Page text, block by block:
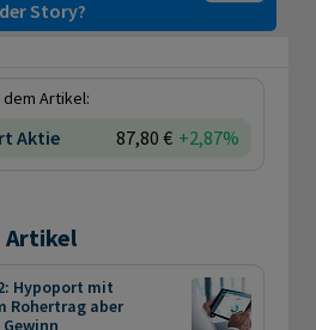
Story?
Artikel:
Aktie 87,80 € +2,87%
Artikel
Hypoport mit
Rohertrag aber